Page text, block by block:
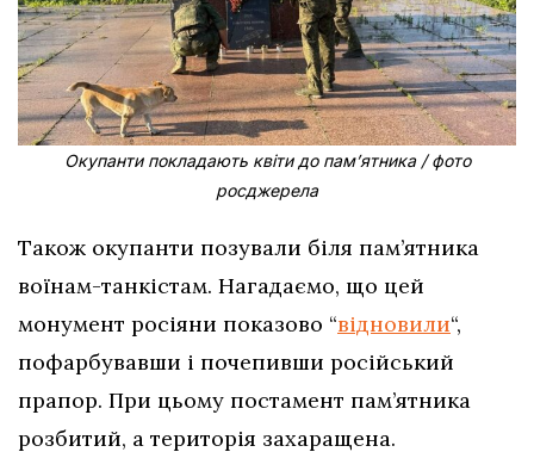
Окупанти покладають квіти до пам’ятника / фото
росджерела
Також окупанти позували біля пам’ятника
воїнам-танкістам. Нагадаємо, що цей
монумент росіяни показово “відновили“,
пофарбувавши і почепивши російський
прапор. При цьому постамент пам’ятника
розбитий, а територія захаращена.